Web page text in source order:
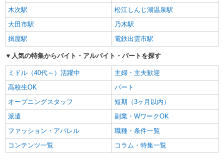
木次駅
松江しんじ湖温泉駅
大田市駅
乃木駅
揖屋駅
電鉄出雲市駅
人気の特集からバイト・アルバイト・パートを探す
ミドル（40代～）活躍中
主婦・主夫歓迎
高校生OK
パート
オープニングスタッフ
短期（3ヶ月以内）
派遣
副業・WワークOK
ファッション・アパレル
職種・条件一覧
コンテンツ一覧
コラム・特集一覧